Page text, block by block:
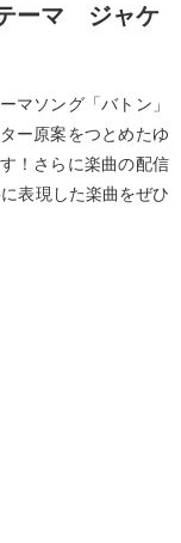
ーマ ジャケ
マソング「バトン」
ー原案をつとめたゆ
！さらに楽曲の配信
表現した楽曲をぜひ